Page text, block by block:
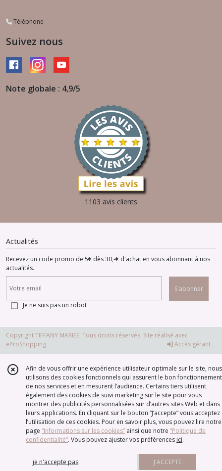
Téléphone
Suivez nous
Note globale : 4,9/5
1103 avis clients
Actualités
Recevez un code promo de 5€ dès 30,-€ d'achat en vous abonnant à nos
actualités.
S'abonner
Je ne suis pas un robot
Copyright TIFFANY MARIEE. Tous droits réservés. Site réalisé avec
eProShopping
Accès gérant
Afin de vous offrir une expérience utilisateur optimale sur le site, nous
utilisons des cookies fonctionnels qui assurent le bon fonctionnement
de nos services et en mesurent l’audience. Certains tiers utilisent
également des cookies de suivi marketing sur le site pour vous
montrer des publicités personnalisées sur d’autres sites Web et dans
leurs applications. En cliquant sur le bouton “J’accepte” vous acceptez
l’utilisation de ces cookies. Pour en savoir plus, vous pouvez lire notre
page “Informations sur les cookies” ainsi que notre “Politique de
confidentialité“. Vous pouvez ajuster vos préférences ici.
je n'accepte pas J'ACCEPTE